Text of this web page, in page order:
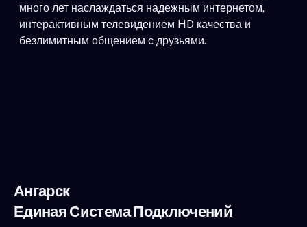
много лет наслаждаться надежным интернетом,
интерактивным телевидением HD качества и
безлимитным общением с друзьями.
Ангарск
Единая Система Подключений